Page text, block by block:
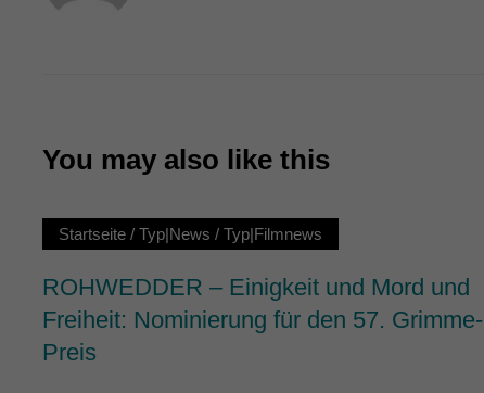
You may also like this
Startseite/ Typ|News / Typ|Filmnews
ROHWEDDER – Einigkeit und Mord und
Freiheit: Nominierung für den 57. Grimme-
Preis